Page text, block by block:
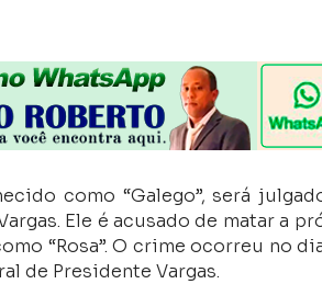
como “Galego”, será
Ele é acusado de matar a
“Rosa”. O crime ocorreu no
de Presidente Vargas.